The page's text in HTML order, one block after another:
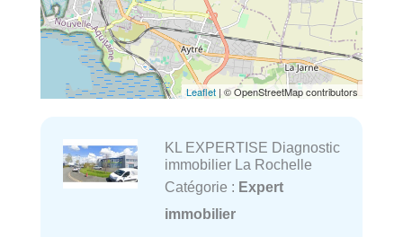
Leaflet | © OpenStreetMap contributors
KL EXPERTISE Diagnostic
immobilier La Rochelle
Catégorie : Expert
immobilier